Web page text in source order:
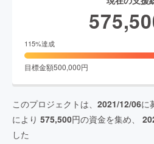
115%達成
目標金額500,000円
このプロジェクトは、 2021/12/06に
により 575,500円の資金を集め、
した